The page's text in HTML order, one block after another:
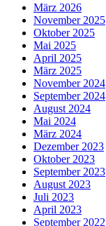
März 2026
November 2025
Oktober 2025
Mai 2025
April 2025
März 2025
November 2024
September 2024
August 2024
Mai 2024
März 2024
Dezember 2023
Oktober 2023
September 2023
August 2023
Juli 2023
April 2023
September 2022